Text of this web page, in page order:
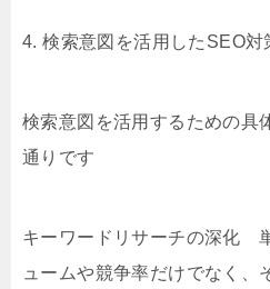
4. 検索意図を活用したSEO対
検索意図を活用するための具
通りです
キーワードリサーチの深化
ュームや競争率だけでなく、